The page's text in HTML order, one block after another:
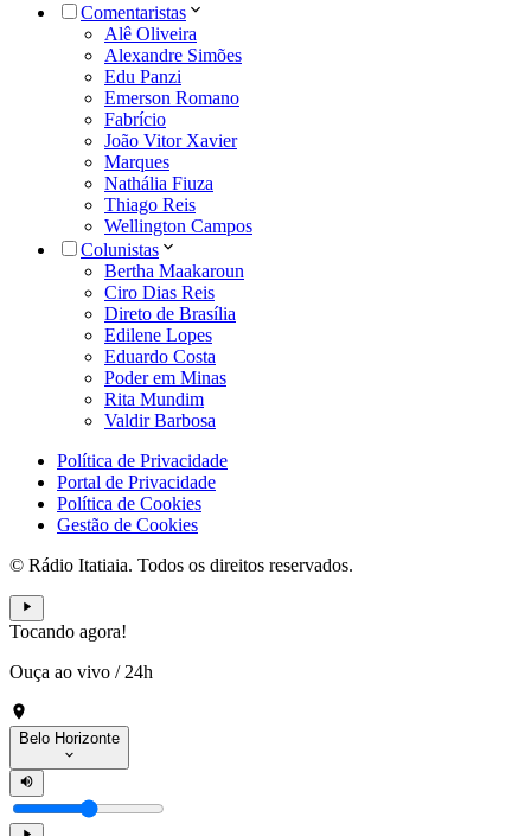
Comentaristas
Alê Oliveira
Alexandre Simões
Edu Panzi
Emerson Romano
Fabrício
João Vitor Xavier
Marques
Nathália Fiuza
Thiago Reis
Wellington Campos
Colunistas
Bertha Maakaroun
Ciro Dias Reis
Direto de Brasília
Edilene Lopes
Eduardo Costa
Poder em Minas
Rita Mundim
Valdir Barbosa
Política de Privacidade
Portal de Privacidade
Política de Cookies
Gestão de Cookies
© Rádio Itatiaia. Todos os direitos reservados.
Tocando agora!
Ouça ao vivo / 24h
Belo Horizonte